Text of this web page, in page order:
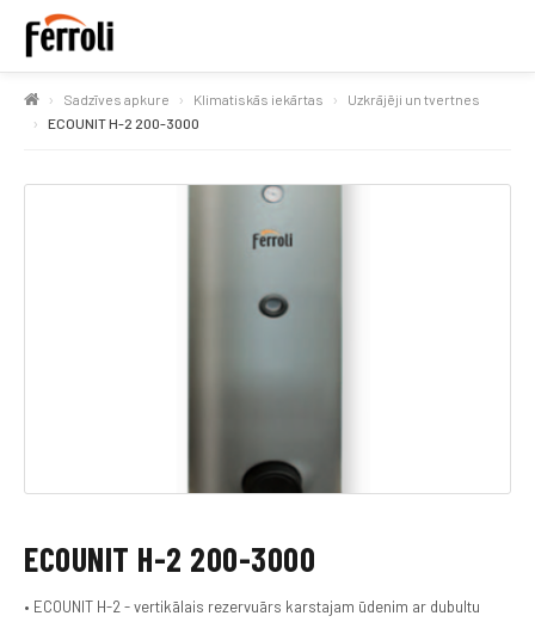
Sadzīves apkure Klimatiskās iekārtas
Uzkrājēji un tvertnes
ECOUNIT H-2 200-3000
ECOUNIT H-2 200-3000
• ECOUNIT H-2 - vertikālais rezervuārs karstajam ūdenim ar dubultu